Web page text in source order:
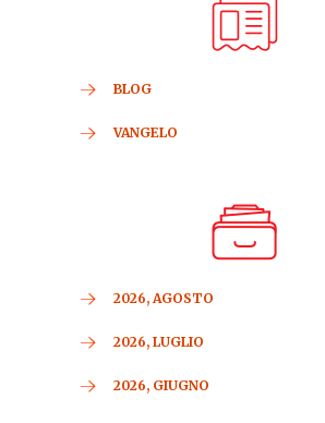
BLOG
VANGELO
2026, AGOSTO
2026, LUGLIO
2026, GIUGNO